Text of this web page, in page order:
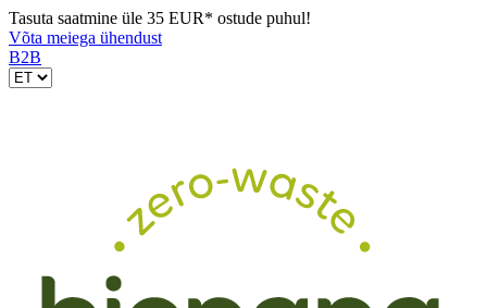
Tasuta saatmine üle 35 EUR* ostude puhul!
Võta meiega ühendust
B2B